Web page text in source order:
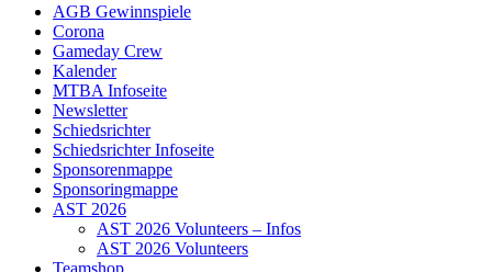
AGB Gewinnspiele
Corona
Gameday Crew
Kalender
MTBA Infoseite
Newsletter
Schiedsrichter
Schiedsrichter Infoseite
Sponsorenmappe
Sponsoringmappe
AST 2026
AST 2026 Volunteers – Infos
AST 2026 Volunteers
Teamshop